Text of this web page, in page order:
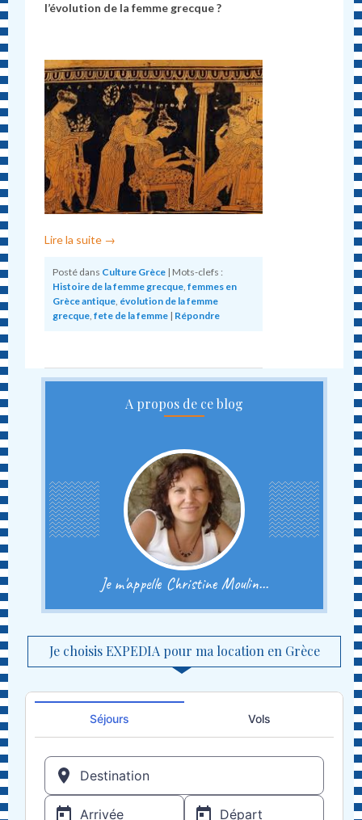
l’évolution de la femme grecque ?
Lire la suite →
Posté dans Culture Grèce | Mots-clefs :
Histoire de la femme grecque,femmes en
Grèce antique, évolution de la femme
grecque,fete de la femme | Répondre
A propos de ce blog
Je m'appelle Christine Moulin...
Je choisis EXPEDIA pour ma location en Grèce